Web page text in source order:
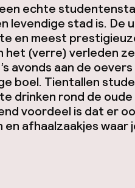
echte
levendige stad is. De
en meest
het (verre) verleden
avonds aan de
boel. Tientallen
drinken rond de
voordeel is dat er
en afhaalzaakjes waar